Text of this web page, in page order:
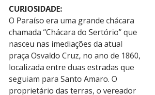
CURIOSIDADE:
O Paraíso era uma grande chácara
chamada “Chácara do Sertório” que
nasceu nas imediações da atual
praça Osvaldo Cruz, no ano de 1860,
localizada entre duas estradas que
seguiam para Santo Amaro. O
proprietário das terras, o vereador